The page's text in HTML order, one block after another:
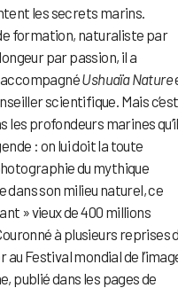
les secrets marins.
formation, naturaliste par
par passion, il a
Ushuaïa Nature
scientifique. Mais c’est
les profondeurs marines
: on lui doit la toute
du mythique
son milieu naturel, ce
» vieux de 400 millions
à plusieurs reprises
au Festival mondial de
publié dans les pages de